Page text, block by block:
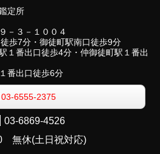
定所
－３－１００４
歩7分・御徒町駅南口徒歩9分
１番出口徒歩4分・仲御徒町駅１番出
番出口徒歩6分
03-6555-2375
03-6869-4526
無休(土日祝対応)